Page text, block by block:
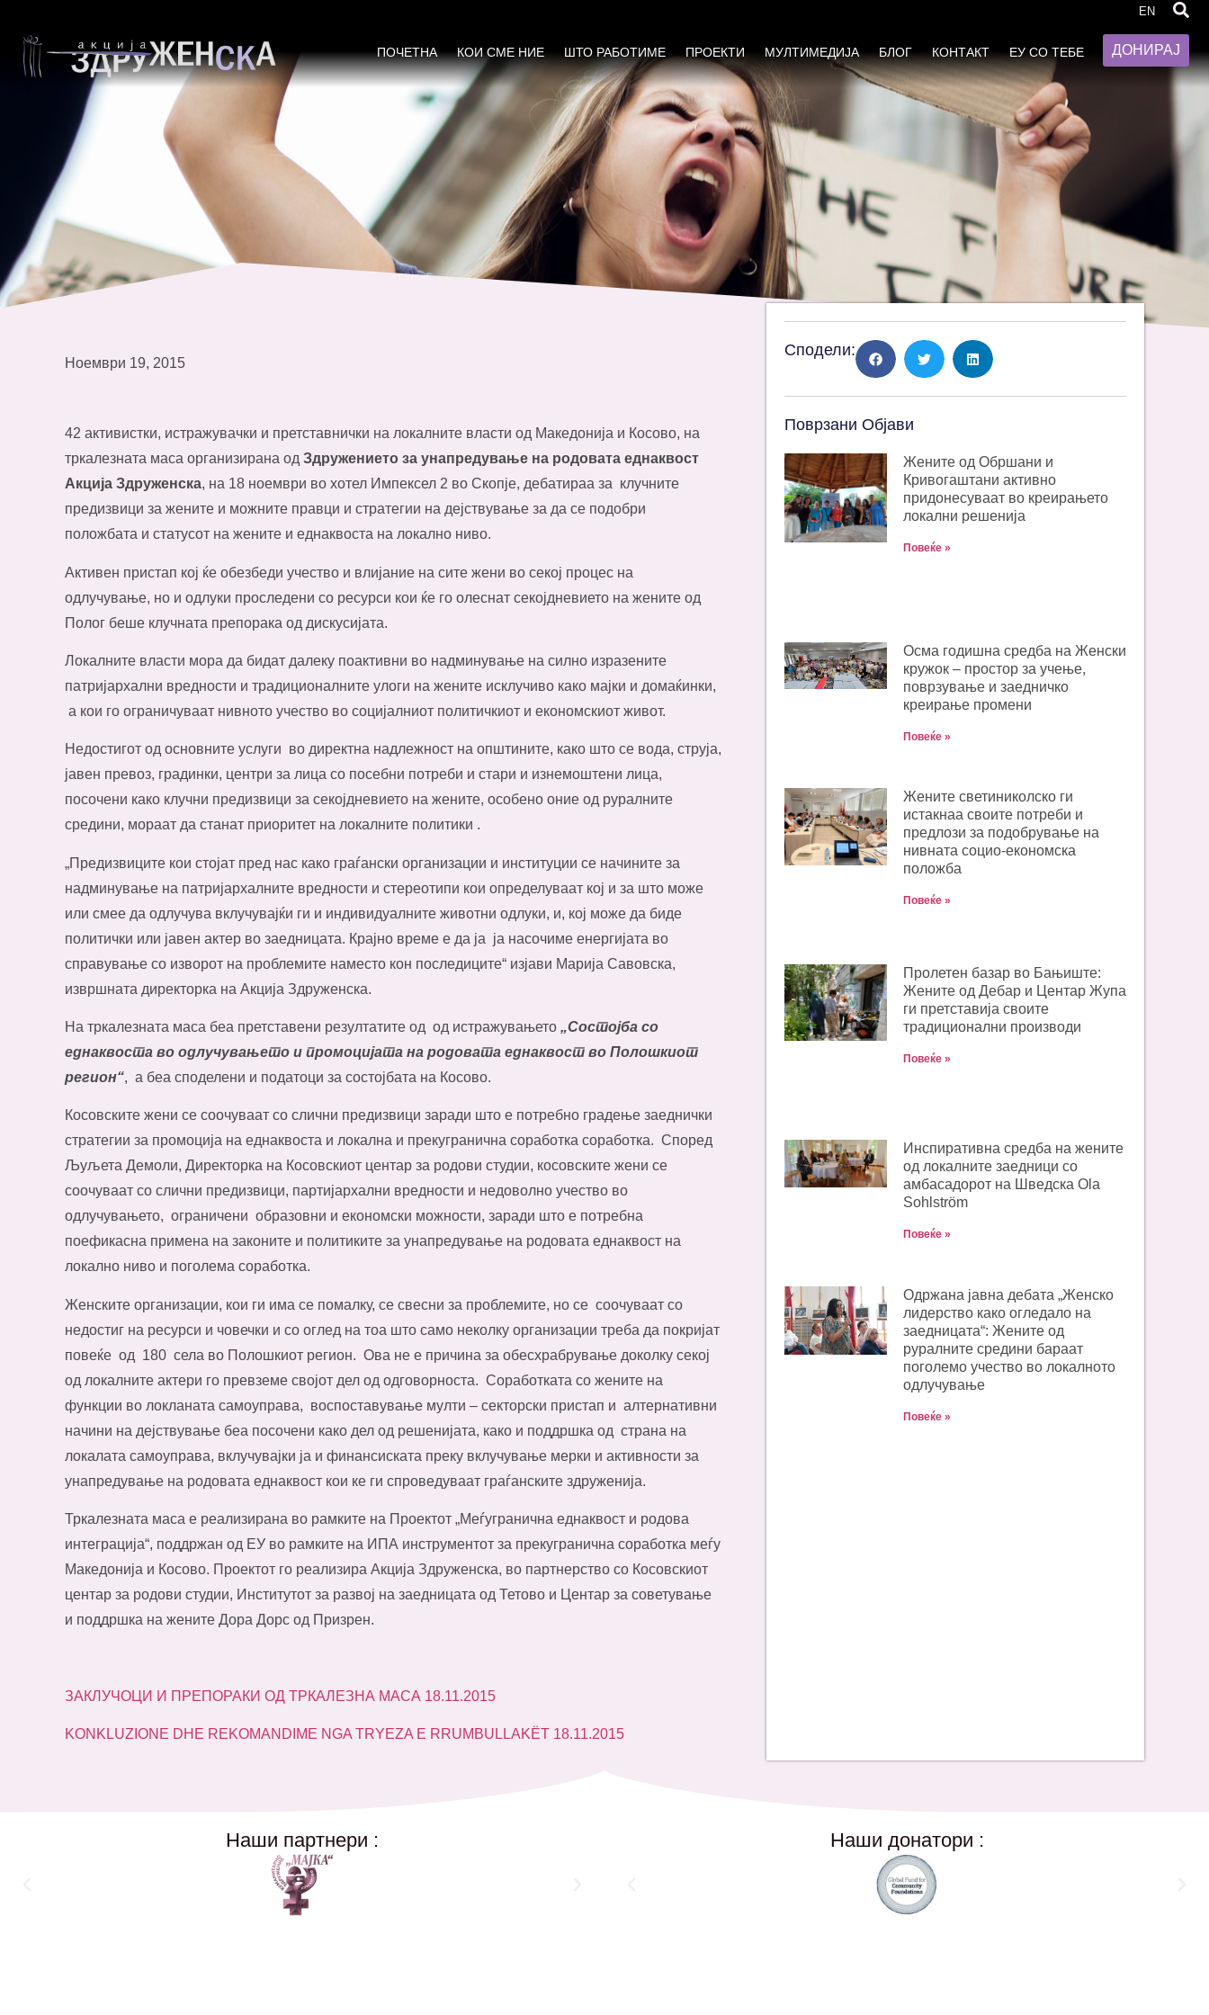
EN
ПОЧЕТНА КОИ СМЕ НИЕ ШТО РАБОТИМЕ ПРОЕКТИ МУЛТИМЕДИЈА БЛОГ КОНТАКТ ЕУ СО ТЕБЕ ДОНИРАЈ
Стратегии за промени“. Жените од Полог речиси сосема исклучени од одлучувањето!
Ноември 19, 2015
42 активистки, истражувачки и претставнички на локалните власти од Македонија и Косово, на
тркалезната маса организирана од Здружението за унапредување на родовата еднаквост
Акција Здруженска, на 18 ноември во хотел Импексел 2 во Скопје, дебатираа за клучните
предизвици за жените и можните правци и стратегии на дејствување за да се подобри
положбата и статусот на жените и еднаквоста на локално ниво.
Активен пристап кој ќе обезбеди учество и влијание на сите жени во секој процес на
одлучување, но и одлуки проследени со ресурси кои ќе го олеснат секојдневието на жените од
Полог беше клучната препорака од дискусијата.
Локалните власти мора да бидат далеку поактивни во надминување на силно изразените
патријархални вредности и традиционалните улоги на жените исклучиво како мајки и домаќинки,
а кои го ограничуваат нивното учество во социјалниот политичкиот и економскиот живот.
Недостигот од основните услуги во директна надлежност на општините, како што се вода, струја,
јавен превоз, градинки, центри за лица со посебни потреби и стари и изнемоштени лица,
посочени како клучни предизвици за секојдневието на жените, особено оние од руралните
средини, мораат да станат приоритет на локалните политики .
„Предизвиците кои стојат пред нас како граѓански организации и институции се начините за
надминување на патријархалните вредности и стереотипи кои определуваат кој и за што може
или смее да одлучува вклучувајќи ги и индивидуалните животни одлуки, и, кој може да биде
политички или јавен актер во заедницата. Крајно време е да ја ја насочиме енергијата во
справување со изворот на проблемите наместо кон последиците“ изјави Марија Савовска,
извршната директорка на Акција Здруженска.
На тркалезната маса беа претставени резултатите од од истражувањето „Состојба со
еднаквоста во одлучувањето и промоцијата на родовата еднаквост во Полошкиот
регион“, а беа споделени и податоци за состојбата на Косово.
Косовските жени се соочуваат со слични предизвици заради што е потребно градење заеднички
стратегии за промоција на еднаквоста и локална и прекугранична соработка соработка. Според
Љуљета Демоли, Директорка на Косовскиот центар за родови студии, косовските жени се
соочуваат со слични предизвици, партијархални вредности и недоволно учество во
одлучувањето, ограничени образовни и економски можности, заради што е потребна
поефикасна примена на законите и политиките за унапредување на родовата еднаквост на
локално ниво и поголема соработка.
Женските организации, кои ги има се помалку, се свесни за проблемите, но се соочуваат со
недостиг на ресурси и човечки и со оглед на тоа што само неколку организации треба да покријат
повеќе од 180 села во Полошкиот регион. Ова не е причина за обесхрабрување доколку секој
од локалните актери го превземе својот дел од одговорноста. Соработката со жените на
функции во локланата самоуправа, воспоставување мулти – секторски пристап и алтернативни
начини на дејствување беа посочени како дел од решенијата, како и поддршка од страна на
локалата самоуправа, вклучувајки ја и финансиската преку вклучување мерки и активности за
унапредување на родовата еднаквост кои ке ги спроведуваат граѓанските здруженија.
Тркалезната маса е реализирана во рамките на Проектот „Меѓугранична еднаквост и родова
интеграција“, поддржан од ЕУ во рамките на ИПА инструментот за прекугранична соработка меѓу
Македонија и Косово. Проектот го реализира Акција Здруженска, во партнерство со Косовскиот
центар за родови студии, Институтот за развој на заедницата од Тетово и Центар за советување
и поддршка на жените Дора Дорс од Призрен.
ЗАКЛУЧОЦИ И ПРЕПОРАКИ ОД ТРКАЛЕЗНА МАСА 18.11.2015
KONKLUZIONE DHE REKOMANDIME NGA TRYEZA E RRUMBULLAKËT 18.11.2015
Сподели:
Поврзани Објави
Жените од Обршани и
Кривогаштани активно
придонесуваат во креирањето
локални решенија
Повеќе »
Oсма годишна средба на Женски
кружок – простор за учење,
поврзување и заедничко
креирање промени
Повеќе »
Жените светиниколско ги
истакнаа своите потреби и
предлози за подобрување на
нивната социо-економска
положба
Повеќе »
Пролетен базар во Бањиште:
Жените од Дебар и Центар Жупа
ги претставија своите
традиционални производи
Повеќе »
Инспиративна средба на жените
од локалните заедници со
амбасадорот на Шведска Ola
Sohlström
Повеќе »
Одржана јавна дебата „Женско
лидерство како огледало на
заедницата“: Жените од
руралните средини бараат
поголемо учество во локалното
одлучување
Повеќе »
Наши партнери : Наши донатори :